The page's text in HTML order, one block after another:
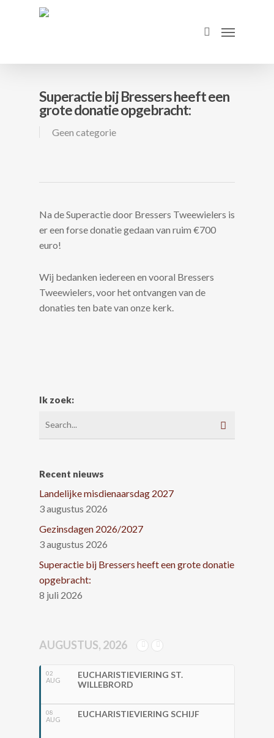
search
Menu
Superactie bij Bressers heeft een
grote donatie opgebracht:
Geen categorie
Na de Superactie door Bressers Tweewielers is
er een forse donatie gedaan van ruim €700
euro!
Wij bedanken iedereen en vooral Bressers
Tweewielers, voor het ontvangen van de
donaties ten bate van onze kerk.
Ik zoek:
Recent nieuws
Landelijke misdienaarsdag 2027
3 augustus 2026
Gezinsdagen 2026/2027
3 augustus 2026
Superactie bij Bressers heeft een grote donatie
opgebracht:
8 juli 2026
AUGUSTUS, 2026
02
AUG
EUCHARISTIEVIERING ST.
WILLEBRORD
08
AUG
EUCHARISTIEVIERING SCHIJF